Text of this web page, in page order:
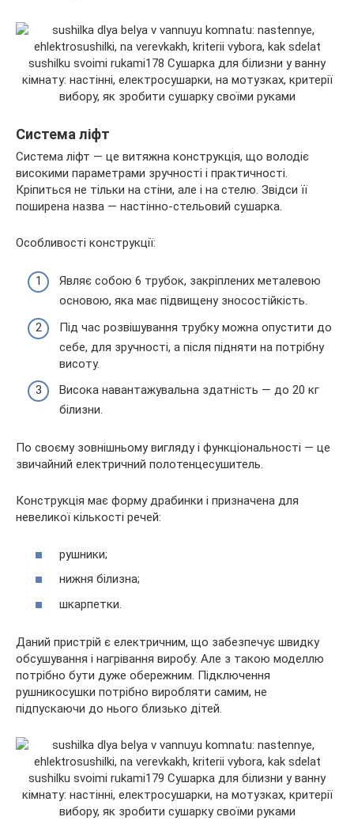
Система ліфт
Система ліфт — це витяжна конструкція, що володіє
високими параметрами зручності і практичності.
Кріпиться не тільки на стіни, але і на стелю. Звідси її
поширена назва — настінно-стельовий сушарка.
Особливості конструкції:
Являє собою 6 трубок, закріплених металевою
основою, яка має підвищену зносостійкість.
Під час розвішування трубку можна опустити до
себе, для зручності, а після підняти на потрібну
висоту.
Висока навантажувальна здатність — до 20 кг
білизни.
По своєму зовнішньому вигляду і функціональності — це
звичайний електричний полотенцесушитель.
Конструкція має форму драбинки і призначена для
невеликої кількості речей:
рушники;
нижня білизна;
шкарпетки.
Даний пристрій є електричним, що забезпечує швидку
обсушування і нагрівання виробу. Але з такою моделлю
потрібно бути дуже обережним. Підключення
рушникосушки потрібно виробляти самим, не
підпускаючи до нього близько дітей.